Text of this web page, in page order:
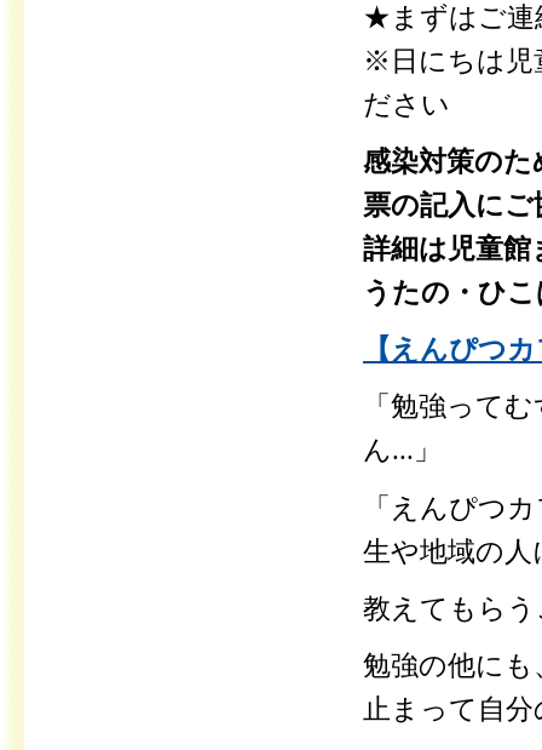
★まずはご
※日にちは児
ださい
感染対策のた
票の記入に
詳細は児童
うたの・ひこ
【えんぴつ
「勉強って
ん...」
「えんぴつ
生や地域の人
教えてもら
勉強の他に
止まって自